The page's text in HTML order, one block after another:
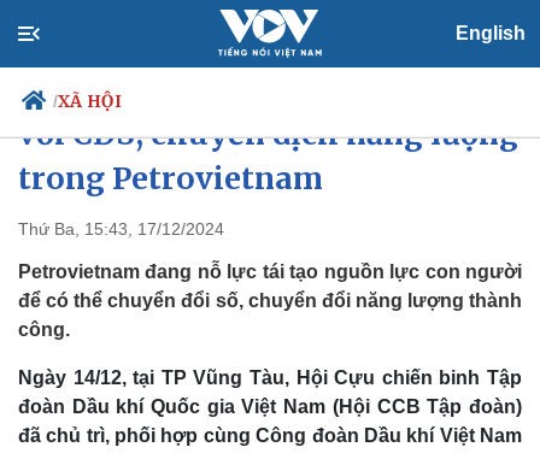
English
/XÃ HỘI
Chính trị
Tổ chức nhân sự
Quốc hội
Nhận diện sự thật
Dự báo thời tiết
Giáo dục
Biển đảo
Vai trò của các tổ chức đoàn thể
với CĐS, chuyển dịch năng lượng
trong Petrovietnam
Thứ Ba, 15:43, 17/12/2024
Petrovietnam đang nỗ lực tái tạo nguồn lực con người
để có thể chuyển đổi số, chuyển đổi năng lượng thành
công.
Ngày 14/12, tại TP Vũng Tàu, Hội Cựu chiến binh Tập
đoàn Dầu khí Quốc gia Việt Nam (Hội CCB Tập đoàn)
đã chủ trì, phối hợp cùng Công đoàn Dầu khí Việt Nam